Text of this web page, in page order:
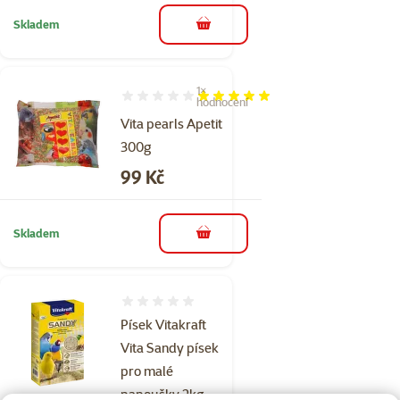
Skladem do košíku
Vita pearls Apetit
300g
Hodnocení 100%, počet hodnocení: 1
1×
hodnocení
Cena
99 Kč
Skladem do košíku
Písek Vitakraft
Vita Sandy písek
pro malé
papoušky 2kg